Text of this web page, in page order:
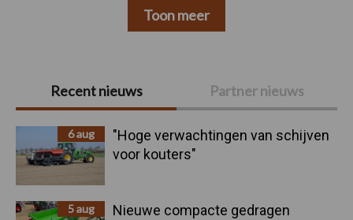
Primaire
Sidebar
Recent nieuws Partner nieuws
6 aug
"Hoge verwachtingen van schijven
voor kouters"
5 aug
Nieuwe compacte gedragen
Toon meer